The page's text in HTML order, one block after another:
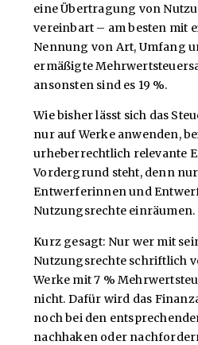
eine Übertragung von
vereinbart – am besten mit
Nennung von Art, Umfang
ermäßigte
ansonsten sind es 19 %.
Wie bisher lässt sich das
nur auf Werke anwenden,
urheberrechtlich relevante
Vordergrund steht, denn
Entwerferinnen und
Nutzungsrechte einräumen.
Kurz gesagt: Nur wer mit
Nutzungsrechte schriftlich
Werke mit 7 %
nicht. Dafür wird das
noch bei den
nachhaken oder